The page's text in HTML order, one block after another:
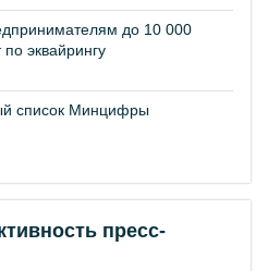
до 10 000
эквайрингу
список Минцифры
пресс-